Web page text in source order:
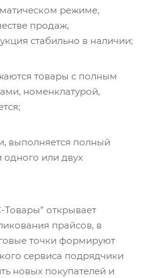
режиме,
продаж,
стабильно в наличии;
товары с полным
номенклатурой,
выполняется полный
одного или двух
открывает
прайсов, в
точки формируют
сервиса подрядчики
новых покупателей и